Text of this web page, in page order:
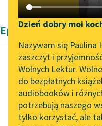
Katalog DAISY
Podkasty o książkach
Aktualności
„Prokurator Alicja Horn”
do słuchania
Byliśmy częścią AI Impact
Lab
Dzień dobry moi
Nazywam się
zaszczyt i
Wolnych Lektur.
do bezpłatnych
audiobooków i
potrzebują naszego
tylko korzystać, ale
Epika Pozytywizm